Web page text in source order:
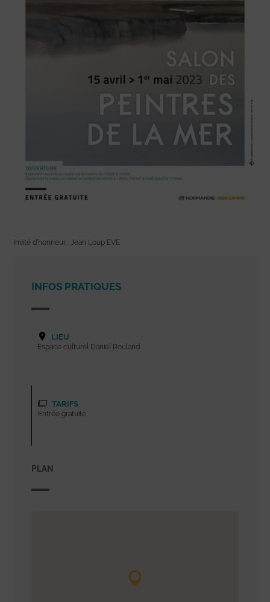
Invité d’honneur : Jean Loup EVE
INFOS PRATIQUES
LIEU
Espace culturel Daniel Rouland
TARIFS
Entrée gratuite
PLAN